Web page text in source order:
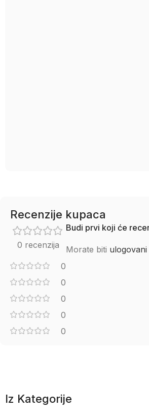
Recenzije kupaca
0 recenzija
0
0
0
0
0
Budi prvi koji će
Morate biti ulogovani
Iz Kategorije